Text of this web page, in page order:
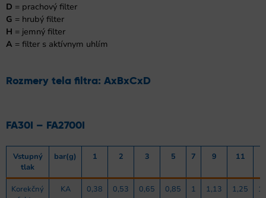
D = prachový filter
G = hrubý filter
H = jemný filter
A = filter s aktívnym uhlím
Rozmery tela filtra: AxBxCxD
FA30I – FA2700I
Vstupný
tlak
bar(g) 1 2 3 5 7 9 11
Korekčný
KA 0,38 0,53 0,65 0,85 1 1,13 1,25